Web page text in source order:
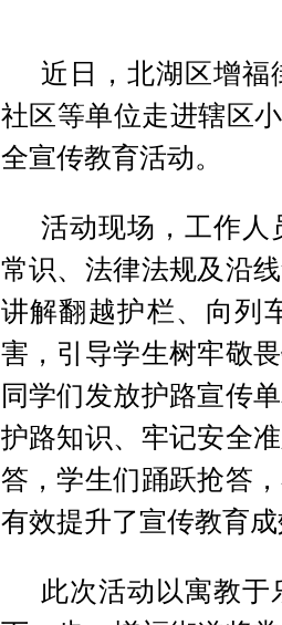
近日，北湖区增福
社区等单位走进辖区
全宣传教育活动。
活动现场，工作人
常识、法律法规及沿
讲解翻越护栏、向列
害，引导学生树牢敬
同学们发放护路宣传
护路知识、牢记安全
答，学生们踊跃抢答
有效提升了宣传教育
此次活动以寓教